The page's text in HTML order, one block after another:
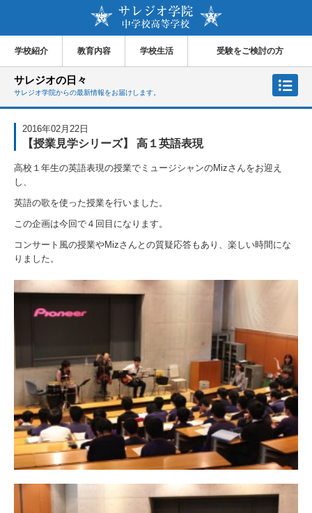
学校紹介 教育内容 学校生活 受験をご検討の方
サレジオの日々
サレジオ学院からの最新情報をお届けします。
2016年02月22日
【授業見学シリーズ】 高１英語表現
高校１年生の英語表現の授業でミュージシャンのMizさんをお迎え
し、
英語の歌を使った授業を行いました。
この企画は今回で４回目になります。
コンサート風の授業やMizさんとの質疑応答もあり、楽しい時間にな
りました。